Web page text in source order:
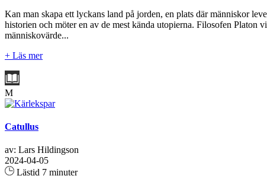
Kan man skapa ett lyckans land på jorden, en plats där människor
historien och möter en av de mest kända utopierna. Filosofen
människovärde...
+ Läs mer
M
Catullus
av: Lars Hildingson
2024-04-05
Lästid 7 minuter